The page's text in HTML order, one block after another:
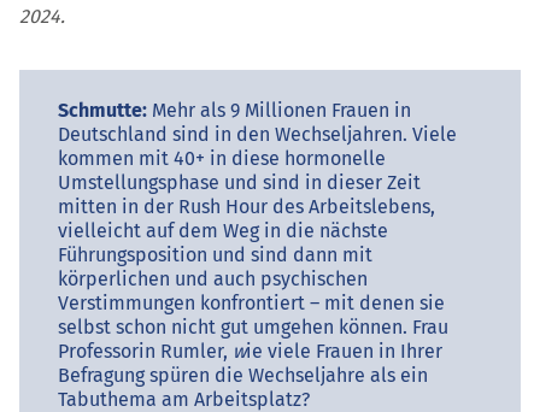
2024.
Schmutte: Mehr als 9 Millionen Frauen in
Deutschland sind in den Wechseljahren. Viele
kommen mit 40+ in diese hormonelle
Umstellungsphase und sind in dieser Zeit
mitten in der Rush Hour des Arbeitslebens,
vielleicht auf dem Weg in die nächste
Führungsposition und sind dann mit
körperlichen und auch psychischen
Verstimmungen konfrontiert – mit denen sie
selbst schon nicht gut umgehen können. Frau
Professorin Rumler, wie viele Frauen in Ihrer
Befragung spüren die Wechseljahre als ein
Tabuthema am Arbeitsplatz?